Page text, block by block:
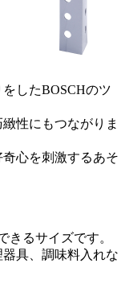
したBOSCHのツ
性にもつながりま
心を刺激するあそ
きるサイズです。
具、調味料入れな